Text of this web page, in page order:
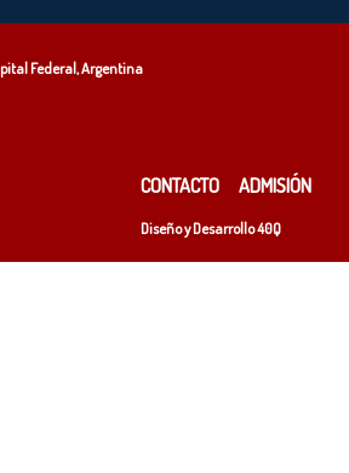
Federal, Argentina
CONTACTO ADMISIÓN
Diseño y Desarrollo40Q